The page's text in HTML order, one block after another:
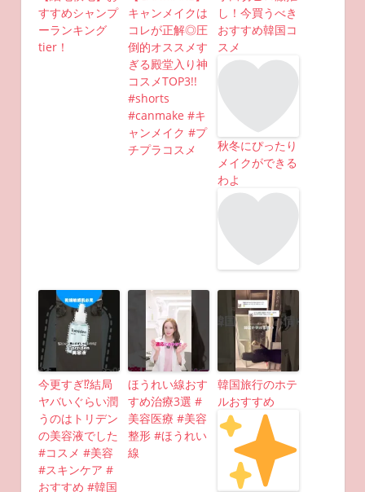
すすめシャンプ
ーランキング
tier！
キャンメイクは
コレが正解◎圧
倒的オススメす
ぎる殿堂入り神
コスメTOP3!!
#shorts
#canmake #キ
ャンメイク #プ
チプラコスメ
し！今買うべき
おすすめ韓国コ
スメ
秋冬にぴったり
メイクができる
わよ
今更すぎ⁉︎結局
ヤバいぐらい潤
うのはトリデン
の美容液でした
#コスメ #美容
#スキンケア #
おすすめ #韓国
ほうれい線おす
すめ治療3選 #
美容医療 #美容
整形 #ほうれい
線
韓国旅行のホテ
ルおすすめ